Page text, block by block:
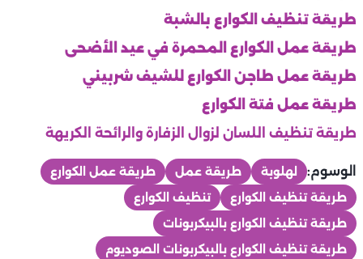
طريقة تنظيف الكوارع بالشبة
طريقة عمل الكوارع المحمرة في عيد الأضحى
طريقة عمل طاجن الكوارع للشيف شربيني
طريقة عمل فتة الكوارع
طريقة تنظيف اللسان لزوال الزفارة والرائحة الكريهة
الوسوم: لهلوبة طريقة عمل
طريقة عمل الكوارع
طريقة تنظيف الكوارع
تنظيف الكوارع
طريقة تنظيف الكوارع بالبيكربونات
طريقة تنظيف الكوارع بالبيكربونات الصوديوم